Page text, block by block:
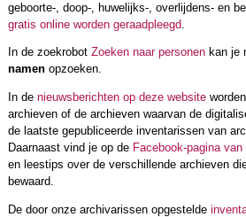
geboorte-, doop-, huwelijks-, overlijdens- en
gratis online worden geraadpleegd.
In de zoekrobot Zoeken naar personenkan je
namenopzoeken.
In de nieuwsberichten op deze website
archieven of de archieven waarvan de
de laatste gepubliceerde inventarissen van
Daarnaast vind je op de Facebook-pagina
en leestips over de verschillende archieven
bewaard.
De door onze archivarissen opgestelde